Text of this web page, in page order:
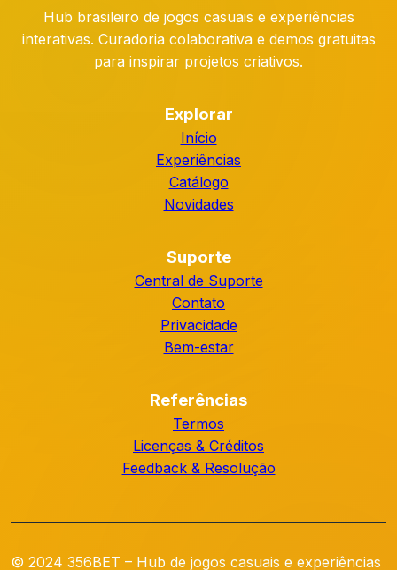
Hub brasileiro de jogos casuais e experiências
interativas. Curadoria colaborativa e demos gratuitas
para inspirar projetos criativos.
Explorar
Início
Experiências
Catálogo
Novidades
Suporte
Central de Suporte
Contato
Privacidade
Bem-estar
Referências
Termos
Licenças & Créditos
Feedback & Resolução
© 2024 356BET – Hub de jogos casuais e experiências